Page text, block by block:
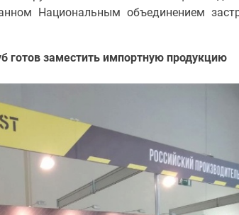
Национальным объединением
готов заместить импортную продукцию